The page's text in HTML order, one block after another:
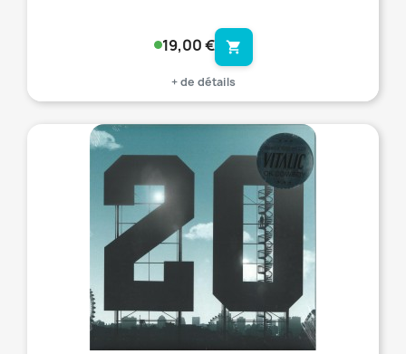
19,00 € shopping_cart
+ de détails